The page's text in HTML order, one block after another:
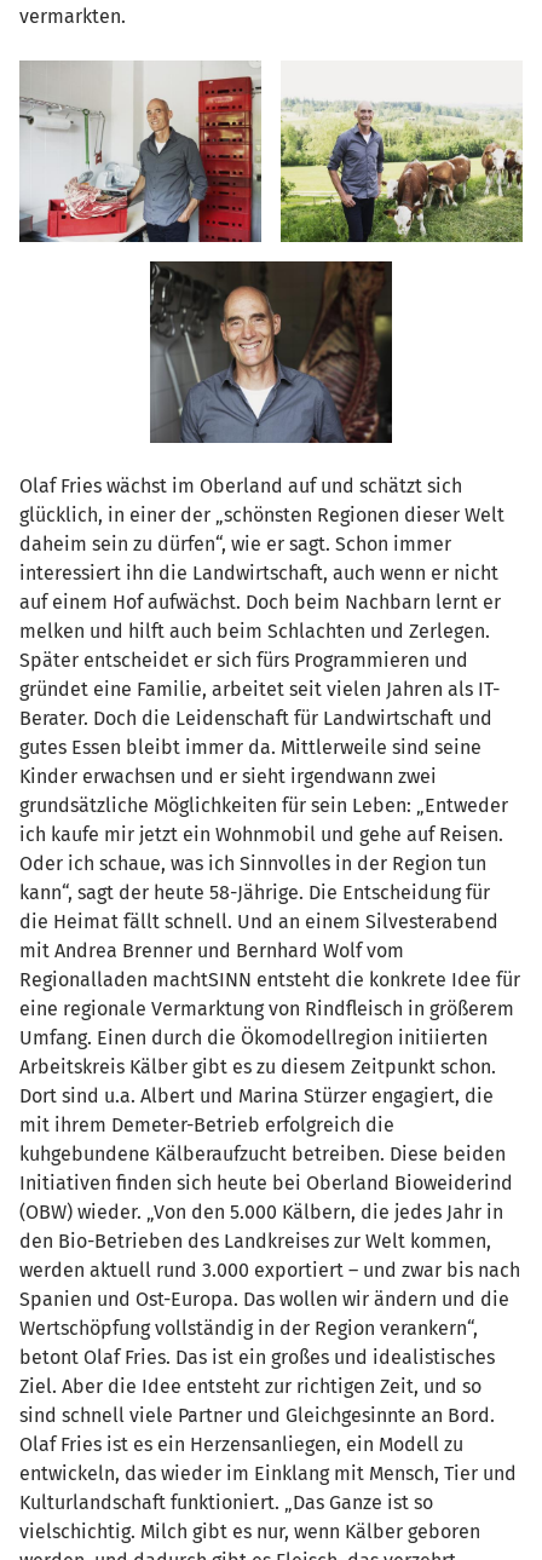
vermarkten.
Olaf Fries wächst im Oberland auf und schätzt sich
glücklich, in einer der „schönsten Regionen dieser Welt
daheim sein zu dürfen“, wie er sagt. Schon immer
interessiert ihn die Landwirtschaft, auch wenn er nicht
auf einem Hof aufwächst. Doch beim Nachbarn lernt er
melken und hilft auch beim Schlachten und Zerlegen.
Später entscheidet er sich fürs Programmieren und
gründet eine Familie, arbeitet seit vielen Jahren als IT-
Berater. Doch die Leidenschaft für Landwirtschaft und
gutes Essen bleibt immer da. Mittlerweile sind seine
Kinder erwachsen und er sieht irgendwann zwei
grundsätzliche Möglichkeiten für sein Leben: „Entweder
ich kaufe mir jetzt ein Wohnmobil und gehe auf Reisen.
Oder ich schaue, was ich Sinnvolles in der Region tun
kann“, sagt der heute 58-Jährige. Die Entscheidung für
die Heimat fällt schnell. Und an einem Silvesterabend
mit Andrea Brenner und Bernhard Wolf vom
Regionalladen machtSINN entsteht die konkrete Idee für
eine regionale Vermarktung von Rindfleisch in größerem
Umfang. Einen durch die Ökomodellregion initiierten
Arbeitskreis Kälber gibt es zu diesem Zeitpunkt schon.
Dort sind u.a. Albert und Marina Stürzer engagiert, die
mit ihrem Demeter-Betrieb erfolgreich die
kuhgebundene Kälberaufzucht betreiben. Diese beiden
Initiativen finden sich heute bei Oberland Bioweiderind
(OBW) wieder. „Von den 5.000 Kälbern, die jedes Jahr in
den Bio-Betrieben des Landkreises zur Welt kommen,
werden aktuell rund 3.000 exportiert – und zwar bis nach
Spanien und Ost-Europa. Das wollen wir ändern und die
Wertschöpfung vollständig in der Region verankern“,
betont Olaf Fries. Das ist ein großes und idealistisches
Ziel. Aber die Idee entsteht zur richtigen Zeit, und so
sind schnell viele Partner und Gleichgesinnte an Bord.
Olaf Fries ist es ein Herzensanliegen, ein Modell zu
entwickeln, das wieder im Einklang mit Mensch, Tier und
Kulturlandschaft funktioniert. „Das Ganze ist so
vielschichtig. Milch gibt es nur, wenn Kälber geboren